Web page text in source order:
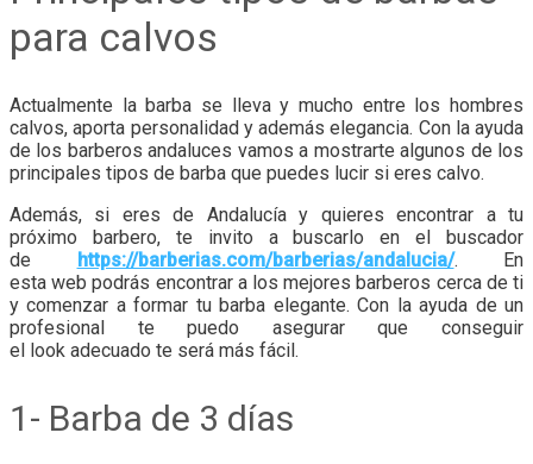
para calvos
Actualmente la barba se lleva y mucho entre los hombres
calvos, aporta personalidad y además elegancia. Con la ayuda
de los barberos andaluces vamos a mostrarte algunos de los
principales tipos de barba que puedes lucir si eres calvo.
Además, si eres de Andalucía y quieres encontrar a tu
próximo barbero, te invito a buscarlo en el buscador
de
https://barberias.com/barberias/andalucia/. En
esta web podrás encontrar a los mejores barberos cerca de ti
y comenzar a formar tu barba elegante. Con la ayuda de un
profesional te puedo asegurar que conseguir
el look adecuado te será más fácil.
1- Barba de 3 días